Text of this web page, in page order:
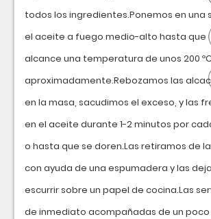
todos los ingredientes.Ponemos en una
el aceite a fuego medio-alto hasta que
alcance una temperatura de unos 200
aproximadamente.Rebozamos las
en la masa, sacudimos el exceso, y las
en el aceite durante 1-2 minutos por
o hasta que se doren.Las retiramos de
con ayuda de una espumadera y las
escurrir sobre un papel de cocina.Las
de inmediato acompañadas de un